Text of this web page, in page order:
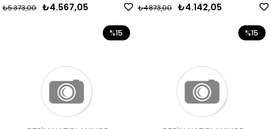
₺4.567,05
₺5.373,00 ₺4.142,05
₺4.873,00
%15 %15